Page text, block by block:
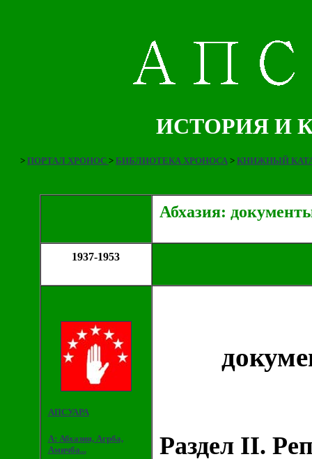
ИСТОРИЯ И
> ПОРТАЛ ХРОНОС > БИБЛИОТЕКА ХРОНОСА > КНИЖНЫЙ
Абхазия:
1937-1953
АПСУАРА
А: Абхазия, Агрба,
Амичба...
Раздел II.